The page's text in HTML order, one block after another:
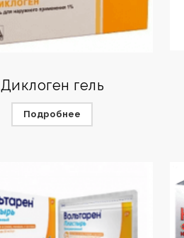
Диклоген гель
Подробнее